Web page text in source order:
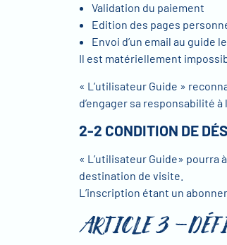
Validation du paiement
Edition des pages
Envoi d’un email au guide
Il est matériellement
« L’utilisateur Guide »
d’engager sa responsabilité à
2-2 CONDITION DE
« L’utilisateur Guide» pourra
destination de visite.
L’inscription étant un
ARTICLE 3 -